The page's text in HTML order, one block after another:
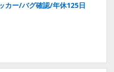
カー/バグ確認/年休125日